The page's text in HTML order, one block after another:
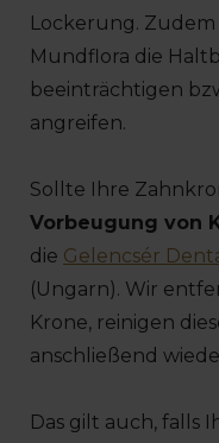
Lockerung. Zudem
Mundflora die
beeinträchtigen
angreifen.
Sollte Ihre
Vorbeugung von
die Gelencsér
(Ungarn). Wir
Krone, reinigen
anschließend
Das gilt auch, falls